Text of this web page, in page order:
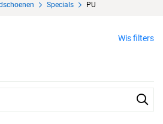
Specials PU
Wis filters